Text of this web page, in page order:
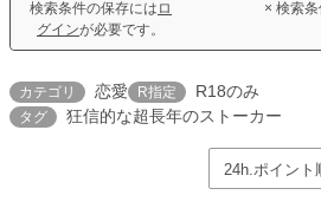
検索条件の保存には ロ
グインが必要です。
× 検索
カテゴリ 恋愛 R指定 R18のみ
タグ 狂信的な超長年のストーカー